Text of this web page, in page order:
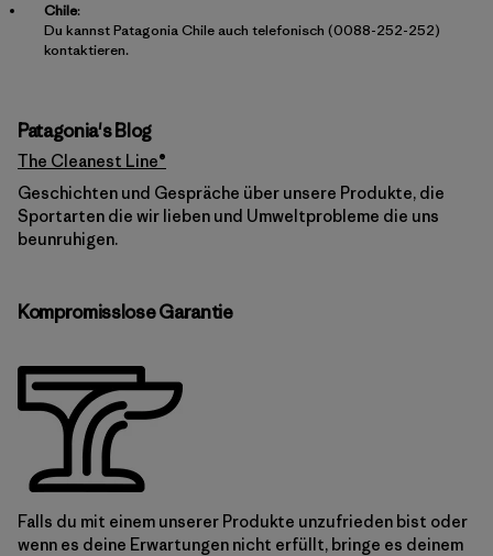
Chile:
Du kannst Patagonia Chile auch telefonisch (0088-252-252)
kontaktieren.
Patagonia's Blog
The Cleanest Line®
Geschichten und Gespräche über unsere Produkte, die
Sportarten die wir lieben und Umweltprobleme die uns
beunruhigen.
Kompromisslose Garantie
Falls du mit einem unserer Produkte unzufrieden bist oder
wenn es deine Erwartungen nicht erfüllt, bringe es deinem